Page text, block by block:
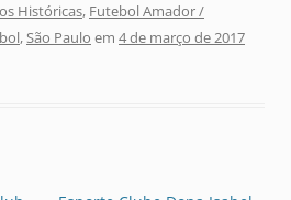
Históricas, Futebol Amador /
,São Paulo em 4 de março de 2017